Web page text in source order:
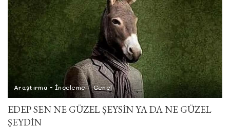
Araştırma - İnceleme Genel
EDEP SEN NE GÜZEL ŞEYSİN YA DA NE GÜZEL
ŞEYDİN